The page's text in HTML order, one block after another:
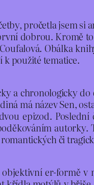
pročetla jsem
dobrou. Kromě
Obálka
k použité tematice.
a chronologicky
má název Sen,
epizod.
či
er-formě v